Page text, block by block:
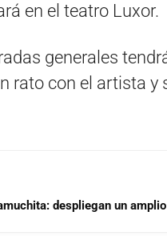
en el teatro Luxor.
generales
rato con el artista y
despliegan un